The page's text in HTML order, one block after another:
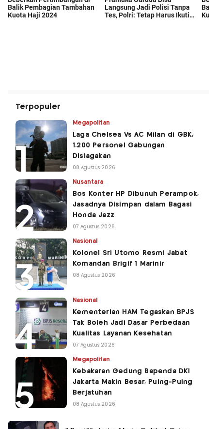
Terpopuler
Megapolitan
Laga Chelsea Vs AC Milan di GBK,
1.200 Personel Gabungan
Disiagakan
08 Agustus 2026
Nusantara
Bos Konter HP Dibunuh Perampok,
Jasadnya Disimpan dalam Bagasi
Honda Jazz
07 Agustus 2026
Nasional
Kolonel Sri Utomo Resmi Jabat
Komandan Brigif 1 Marinir
08 Agustus 2026
Nasional
Kementerian HAM Tegaskan BPJS
Tak Boleh Jadi Dasar Perbedaan
Kualitas Layanan Kesehatan
07 Agustus 2026
Megapolitan
Kebakaran Gedung Bapenda DKI
Jakarta Makin Besar, Puing-Puing
Berjatuhan
08 Agustus 2026